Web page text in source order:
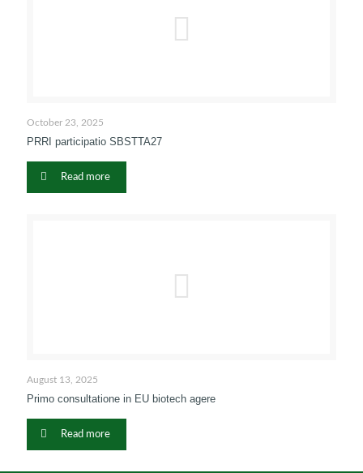
October 23, 2025
PRRI participatio SBSTTA27
Read more
August 13, 2025
Primo consultatione in EU biotech agere
Read more